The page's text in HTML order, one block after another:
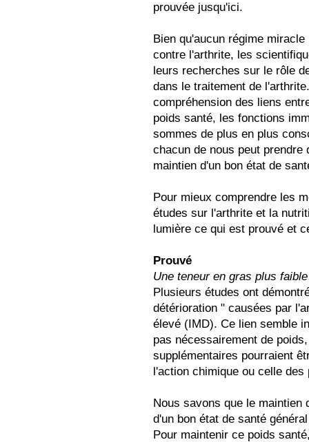
prouvée jusqu'ici.
Bien qu'aucun régime
contre l'arthrite, les
leurs recherches sur le rôle
dans le traitement de
compréhension des liens
poids santé, les fonctions
sommes de plus en plus
chacun de nous peut
maintien d'un bon état de
Pour mieux comprendre les
études sur l'arthrite et la
lumière ce qui est prouvé et
Prouvé
Une teneur en gras plus faible
Plusieurs études ont
détérioration " causées par
élevé (IMD). Ce lien semble
pas nécessairement de
supplémentaires pourraient
l'action chimique ou celle des
Nous savons que le maintien
d'un bon état de santé
Pour maintenir ce poids